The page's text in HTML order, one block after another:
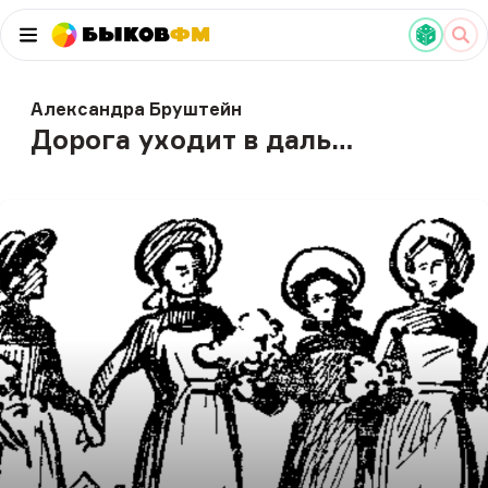
БыковФМ
Александра Бруштейн
Дорога уходит в даль…